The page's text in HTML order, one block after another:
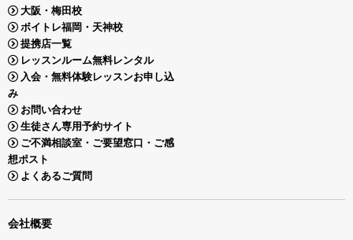
大阪・梅田校
ボイトレ福岡・天神校
提携店一覧
レッスンルーム無料レンタル
入会・無料体験レッスンお申し込
み
お問い合わせ
生徒さん専用予約サイト
ご不満相談室・ご要望窓口・ご感
想ポスト
よくあるご質問
会社概要